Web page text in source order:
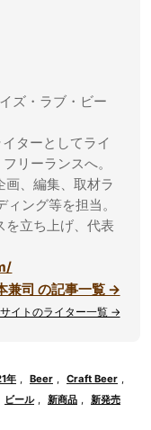
ズ・ラブ・ビー
ターとしてライ
リーランスへ。
、編集、取材ラ
ング等を担当。
を立ち上げ、代表
兼司 の記事一覧 →
イトのライター一覧 →
年 , Beer , Craft Beer ,
ビール , 新商品 , 新発売